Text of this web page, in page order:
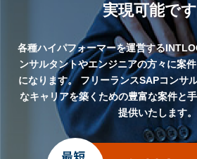
実現可能です
各種ハイパフォーマーを運営する
ンサルタントやエンジニアの方々に案
になります。フリーランスSAPコンサ
なキャリアを築くための豊富な案件と
提供いたします。